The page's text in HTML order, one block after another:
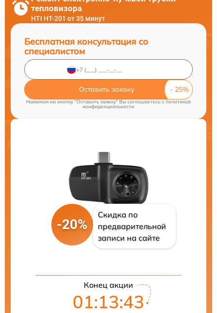
тепловизора
HTI HT-201 от 35 минут
Бесплатная консультация со
специалистом
Оставить заявку
Нажимая на кнопку "Оставить заявку" Вы соглашаетесь cполитикой
конфиденциальности
-20%
Скидка по
предварительной
записи на сайте
Конец акции
01:13:42